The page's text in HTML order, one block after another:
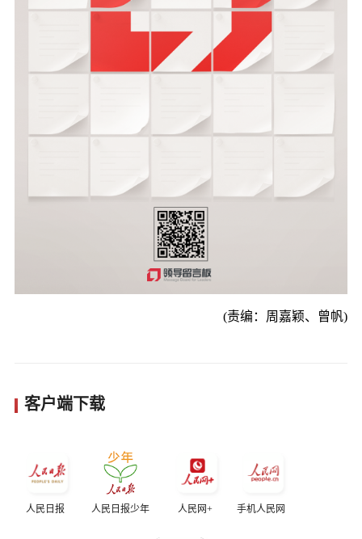
(责编：周嘉颖、曾帆)
客户端下载
人民日报 人民日报少年 人民网+ 手机人民网